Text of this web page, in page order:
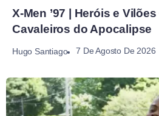
X-Men ’97 | Heróis e
Cavaleiros do Apocalipse
Hugo Santiago 7 De Agosto De 2026